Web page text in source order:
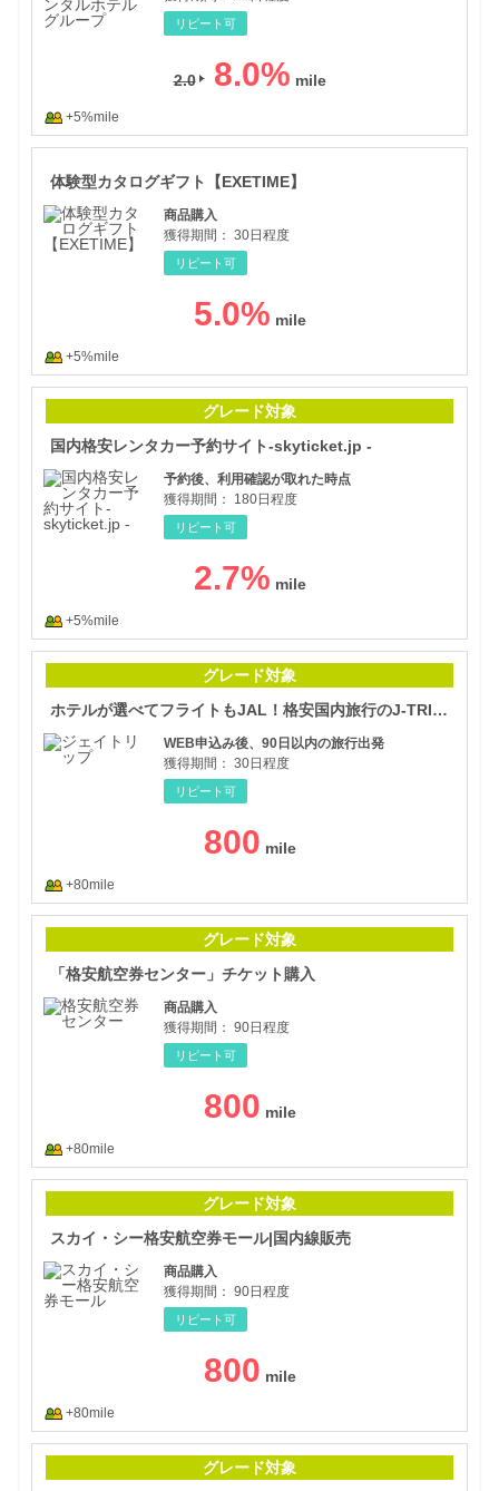
リピート可
2.0 8.0%
+5%mile
体験型カタログギフト【EXETIME】
商品購入
獲得期間： 30日程度
リピート可
5.0%
+5%mile
グレード対象
国内格安レンタカー予約サイト-skyticket.jp -
予約後、利用確認が取れた時点
獲得期間：
180日程度
リピート可
2.7%
+5%mile
グレード対象
ホテルが選べてフライトもJAL！格安国内旅行のJ-TRIP（ジェイトリップ）
WEB申込み後、90日以内の旅行出発
獲得期間： 30日程度
リピート可
800
+80mile
グレード対象
「格安航空券センター」チケット購入
商品購入
獲得期間： 90日程度
リピート可
800
+80mile
グレード対象
スカイ・シー格安航空券モール|国内線販売
商品購入
獲得期間： 90日程度
リピート可
800
+80mile
グレード対象